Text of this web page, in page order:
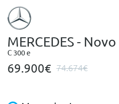
MERCEDES - Novo
C 300 e
69.900€ 74.674€